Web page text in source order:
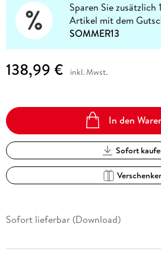
Sparen Sie zusätzlich
Artikel mit dem
SOMMER13
138,99 € inkl. Mwst.
In den
Sofort
Sofort lieferbar (Download)